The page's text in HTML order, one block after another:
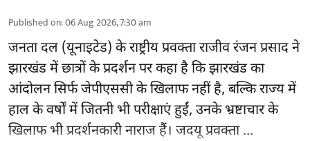
Published on:06 Aug 2026, 7:30 am
जनता दल (यूनाइटेड) के राष्ट्रीय प्रवक्ता राजीव रंजन प्रसाद ने
झारखंड में छात्रों के प्रदर्शन पर कहा है कि झारखंड का
आंदोलन सिर्फजेपीएससीके खिलाफ नहीं है, बल्कि राज्य में
हाल के वर्षों में जितनी भी परीक्षाएं हुईं, उनके भ्रष्टाचार के
खिलाफ भी प्रदर्शनकारी नाराज हैं। जदयू प्रवक्ता ...